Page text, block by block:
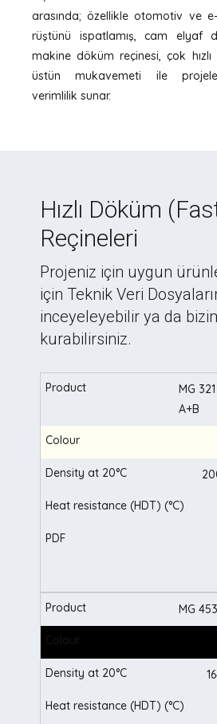
arasında; özellikle otomotiv ve
rüştünü ispatlamış, cam elyaf
makine döküm reçinesi, çok
üstün mukavemeti ile
verimlilik sunar.
Hızlı Döküm
Reçineleri
Projeniz için uygun
için Teknik Veri
inceyeleyebilir ya da
kurabilirsiniz.
MG
A+B
MG